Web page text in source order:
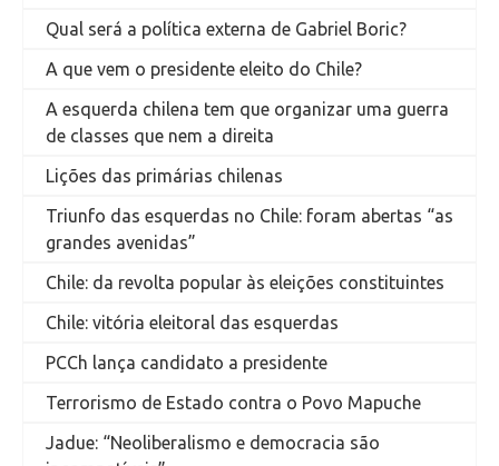
Qual será a política externa de Gabriel Boric?
A que vem o presidente eleito do Chile?
A esquerda chilena tem que organizar uma guerra
de classes que nem a direita
Lições das primárias chilenas
Triunfo das esquerdas no Chile: foram abertas “as
grandes avenidas”
Chile: da revolta popular às eleições constituintes
Chile: vitória eleitoral das esquerdas
PCCh lança candidato a presidente
Terrorismo de Estado contra o Povo Mapuche
Jadue: “Neoliberalismo e democracia são